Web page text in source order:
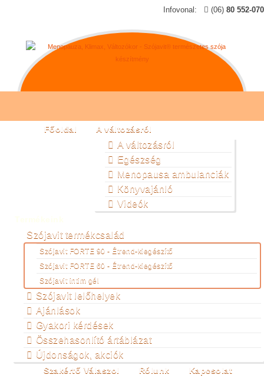
Infovonal: (06) 80 552-070
Főoldal A változásról
A változásról
Egészség
Menopausa ambulanciák
Könyvajánló
Videók
Szójavit termékcsalád
Szójavit FORTE 90 - Étrend-kiegészítő
Szójavit FORTE 60 - Étrend-kiegészítő
Szójavit intim gél
Szójavit lelőhelyek
Ajánlások
Gyakori kérdések
Összehasonlító ártáblázat
Újdonságok, akciók
Szakértő Válaszol Rólunk Kapcsolat